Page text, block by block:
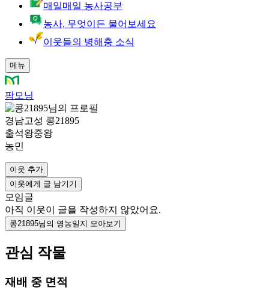
매일매일 농사공부
농사, 무엇이든 물어보세요
이웃들의 병해충 소식
메뉴
팜모닝
경남고성 콩21895
출석왕중왕
농민
이웃 추가
이웃에게 글 남기기
모임글
아직 이웃이 글을 작성하지 않았어요.
콩21895님의 영농일지 모아보기
관심 작물
재배 중 면적